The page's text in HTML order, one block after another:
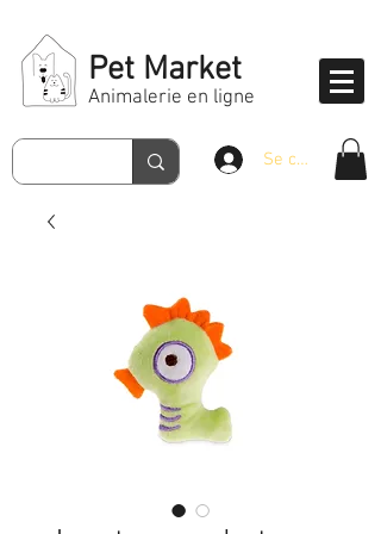
Pet Market
Animalerie en ligne
Se connecter